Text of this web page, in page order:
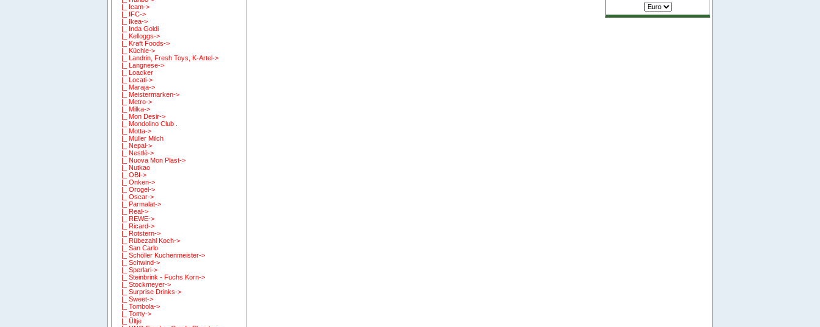
|_ Icam->
|_ IFC->
|_ Ikea->
|_ Inda Goldi
|_ Kelloggs->
|_ Kraft Foods->
|_ Küchle->
|_ Landrin, Fresh Toys, K-Artel->
|_ Langnese->
|_ Loacker
|_ Locati->
|_ Maraja->
|_ Meistermarken->
|_ Metro->
|_ Milka->
|_ Mon Desir->
|_ Mondolino Club .
|_ Motta->
|_ Müller Milch
|_ Nepal->
|_ Nestlé->
|_ Nuova Mon Plast->
|_ Nutkao
|_ OBI->
|_ Onken->
|_ Orogel->
|_ Oscar->
|_ Parmalat->
|_ Real->
|_ REWE->
|_ Ricard->
|_ Rotstern->
|_ Rübezahl Koch->
|_ San Carlo
|_ Schöller Kuchenmeister->
|_ Schwind->
|_ Sperlari->
|_ Steinbrink - Fuchs Korn->
|_ Stockmeyer->
|_ Surprise Drinks->
|_ Sweet->
|_ Tombola->
|_ Tomy->
|_ Ültje